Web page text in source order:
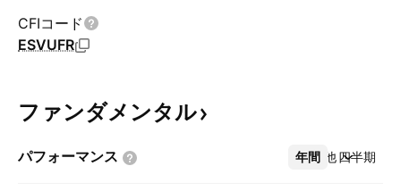
CFIコード
ESVUFR
ファンダメンタル
パフォーマンス 年間 四半期
その他